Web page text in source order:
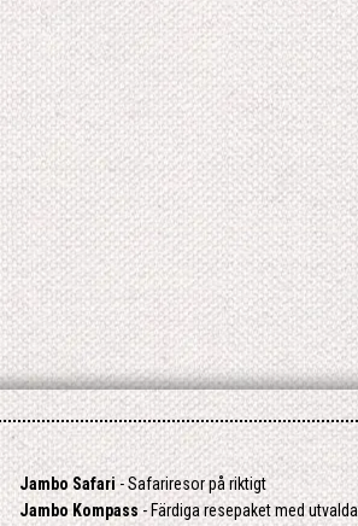
Jambo Safari- Safariresor på riktigt
Jambo Kompass- Färdiga resepaket med